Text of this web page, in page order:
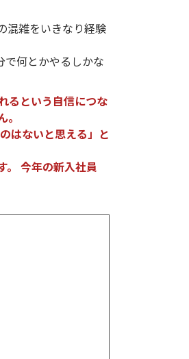
混雑をいきなり経験
で何とかやるしかな
るという自信につな
はないと思える」と
。 今年の新入社員